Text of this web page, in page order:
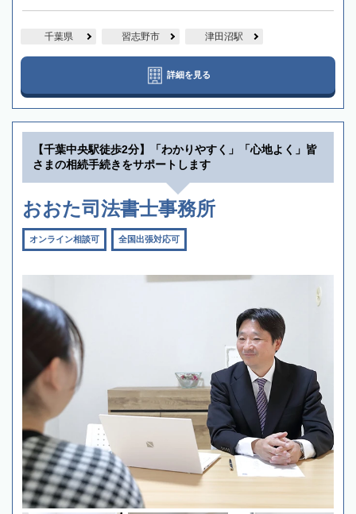
千葉県 習志野市 津田沼駅
詳細を見る
【千葉中央駅徒歩2分】「わかりやすく」「心地よく」皆
さまの相続手続きをサポートします
おおた司法書士事務所
オンライン相談可 全国出張対応可